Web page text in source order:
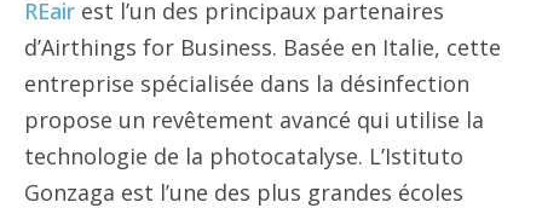
REair est l’un des principaux partenaires
d’Airthings for Business. Basée en Italie, cette
entreprise spécialisée dans la désinfection
propose un revêtement avancé qui utilise la
technologie de la photocatalyse. L’Istituto
Gonzaga est l’une des plus grandes écoles